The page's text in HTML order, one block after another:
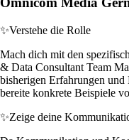
✨Verstehe die Rolle
Mach dich mit den
& Data Consultant Team
bisherigen Erfahrungen und
bereite konkrete Beispiele
✨Zeige deine